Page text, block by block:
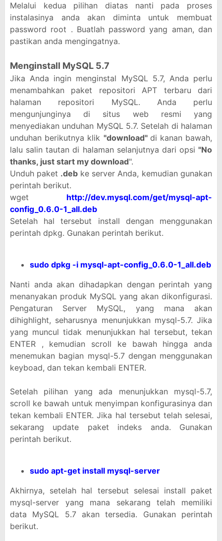
Melalui kedua pilihan diatas nanti pada proses
instalasinya anda akan diminta untuk membuat
password root . Buatlah password yang aman, dan
pastikan anda mengingatnya.
Menginstall MySQL 5.7
Jika Anda ingin menginstal MySQL 5.7, Anda perlu
menambahkan paket repositori APT terbaru dari
halaman repositori MySQL. Anda perlu
mengunjunginya di situs web resmi yang
menyediakan unduhan MySQL 5.7. Setelah di halaman
unduhan berikutnya klik "download" di kanan bawah,
lalu salin tautan di halaman selanjutnya dari opsi "No
thanks, just start my download".
Unduh paket .debke server Anda, kemudian gunakan
perintah berikut.
wget http://dev.mysql.com/get/mysql-apt-
config_0.6.0-1_all.deb
Setelah hal tersebut install dengan menggunakan
perintah dpkg. Gunakan perintah berikut.
sudo dpkg -i mysql-apt-config_0.6.0-1_all.deb
Nanti anda akan dihadapkan dengan perintah yang
menanyakan produk MySQL yang akan dikonfigurasi.
Pengaturan Server MySQL, yang mana akan
dihighlight, seharusnya menunjukkan mysql-5.7. Jika
yang muncul tidak menunjukkan hal tersebut, tekan
ENTER , kemudian scroll ke bawah hingga anda
menemukan bagian mysql-5.7 dengan menggunakan
keyboad, dan tekan kembali ENTER.
Setelah pilihan yang ada menunjukkan mysql-5.7,
scroll ke bawah untuk menyimpan konfigurasinya dan
tekan kembali ENTER. Jika hal tersebut telah selesai,
sekarang update paket indeks anda. Gunakan
perintah berikut.
sudo apt-get install mysql-server
Akhirnya, setelah hal tersebut selesai install paket
mysql-server yang mana sekarang telah memiliki
data MySQL 5.7 akan tersedia. Gunakan perintah
berikut.